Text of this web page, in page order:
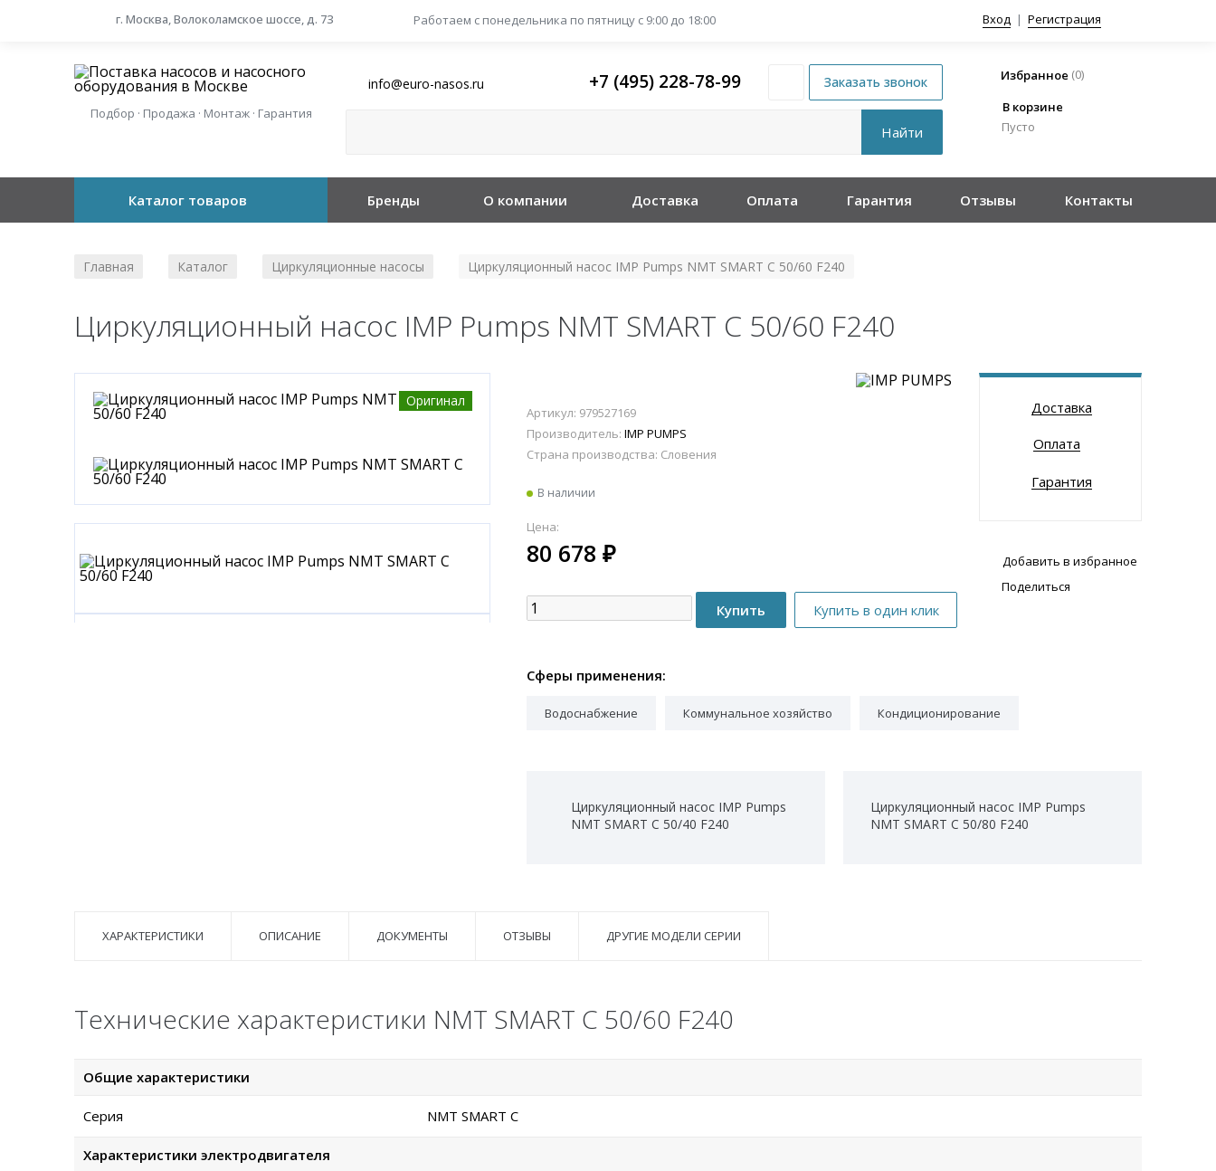
г. Москва, Волоколамское шоссе, д. 73 Работаем с понедельника по пятницу с 9:00 до 18:00 Вход | Регистрация
Подбор · Продажа · Монтаж · Гарантия
info@euro-nasos.ru +7 (495) 228-78-99 Избранное (0)
В корзине
Пусто
Каталог товаров Бренды О компании Доставка Оплата Гарантия Отзывы Контакты
Главная Каталог Циркуляционные насосы Циркуляционный насос IMP Pumps NMT SMART C 50/60 F240
Циркуляционный насос IMP Pumps NMT SMART C 50/60 F240
Оригинал
Артикул: 979527169
Производитель: IMP PUMPS
Страна производства: Словения
В наличии
Цена:
80 678 ₽
Доставка
Оплата
Гарантия
Добавить в избранное
Поделиться
Сферы применения:
Водоснабжение Коммунальное хозяйство Кондиционирование
Циркуляционный насос IMP Pumps
NMT SMART C 50/40 F240
Циркуляционный насос IMP Pumps
NMT SMART C 50/80 F240
ХАРАКТЕРИСТИКИ ОПИСАНИЕ ДОКУМЕНТЫ ОТЗЫВЫ ДРУГИЕ МОДЕЛИ СЕРИИ
Технические характеристики NMT SMART C 50/60 F240
Общие характеристики
Серия NMT SMART C
Характеристики электродвигателя